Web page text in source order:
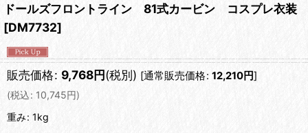
ドールズフロントライン 81式カービン コスプレ衣装
[DM7732]
販売価格: 9,768円(税別) [通常販売価格: 12,210円]
(税込: 10,745円)
重み: 1kg